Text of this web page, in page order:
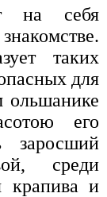
на себя
таких
для
его
заросший
среди
крапива и